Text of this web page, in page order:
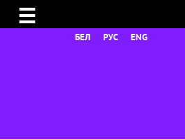
☰
БЕЛ РУС ENG